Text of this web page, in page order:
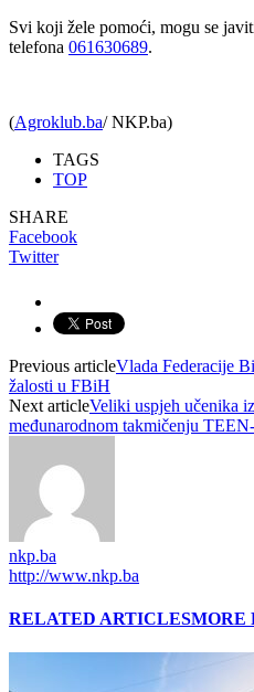
Svi koji žele pomoći, mogu se
telefona 061630689.
(Agroklub.ba/ NKP.ba)
TAGS
TOP
SHARE
Facebook
Twitter
Previous articleVlada Federacije
žalosti u FBiH
Next articleVeliki uspjeh učenika
međunarodnom takmičenju
nkp.ba
http://www.nkp.ba
RELATED ARTICLESMORE